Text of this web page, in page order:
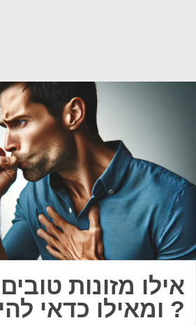
אילו מזונות
? ומאילו כדאי